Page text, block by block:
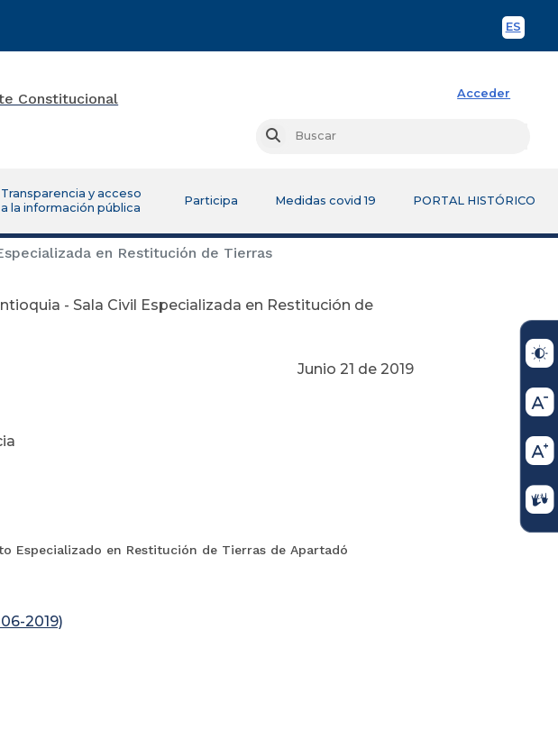
ES
Acceder
Buscar
Transparencia y acceso
a la información pública
Participa Medidas covid 19 PORTAL HISTÓRICO
en Restitución de Tierras
- Sala Civil Especializada en Restitución de
Junio 21 de 2019
Especializado en Restitución de Tierras de Apartadó
2019)